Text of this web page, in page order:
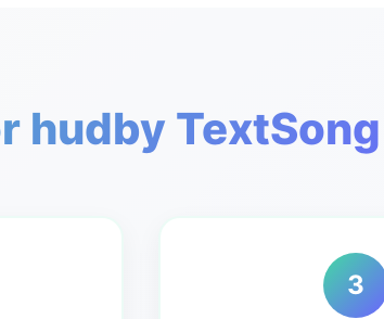
hudby TextSong
3